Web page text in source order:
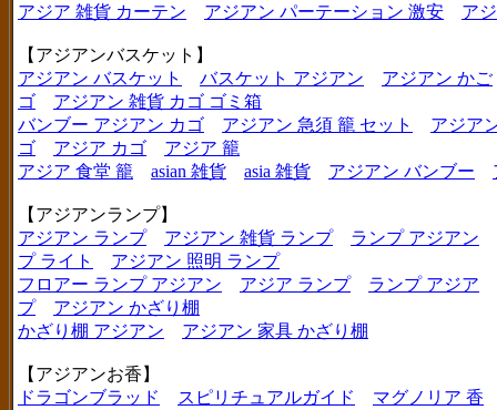
アジア 雑貨 カーテン
アジアン パーテーション 激安 ア
【アジアンバスケット】
アジアン バスケット
バスケット アジアン
アジアン かご
ゴ
アジアン 雑貨 カゴ ゴミ箱
バンブー アジアン カゴ
アジアン 急須 籠 セット
アジア
ゴ
アジア カゴ
アジア 籠
アジア 食堂 籠
asian 雑貨 asia 雑貨 アジアン バンブー
【アジアンランプ】
アジアン ランプ
アジアン 雑貨 ランプ
ランプ アジアン
プ ライト
アジアン 照明 ランプ
フロアー ランプ アジアン
アジア ランプ
ランプ アジア
プ
アジアン かざり棚
かざり棚 アジアン
アジアン 家具 かざり棚
【アジアンお香】
ドラゴンブラッド
スピリチュアルガイド
マグノリア 香